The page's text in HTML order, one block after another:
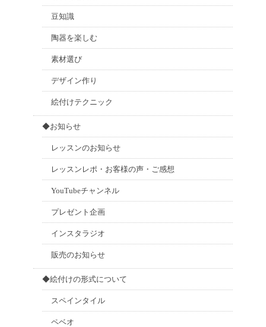
豆知識
陶器を楽しむ
素材選び
デザイン作り
絵付けテクニック
◆お知らせ
レッスンのお知らせ
レッスンレポ・お客様の声・ご感想
YouTubeチャンネル
プレゼント企画
インスタラジオ
販売のお知らせ
◆絵付けの形式について
スペインタイル
ペベオ